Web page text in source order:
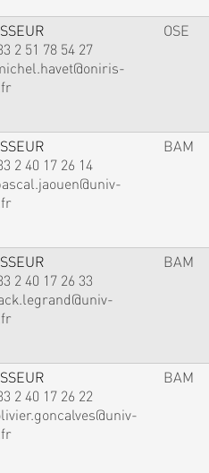
2 51 78 54 27
OSE
2 40 17 26 14
BAM
2 40 17 26 33
BAM
2 40 17 26 22
BAM